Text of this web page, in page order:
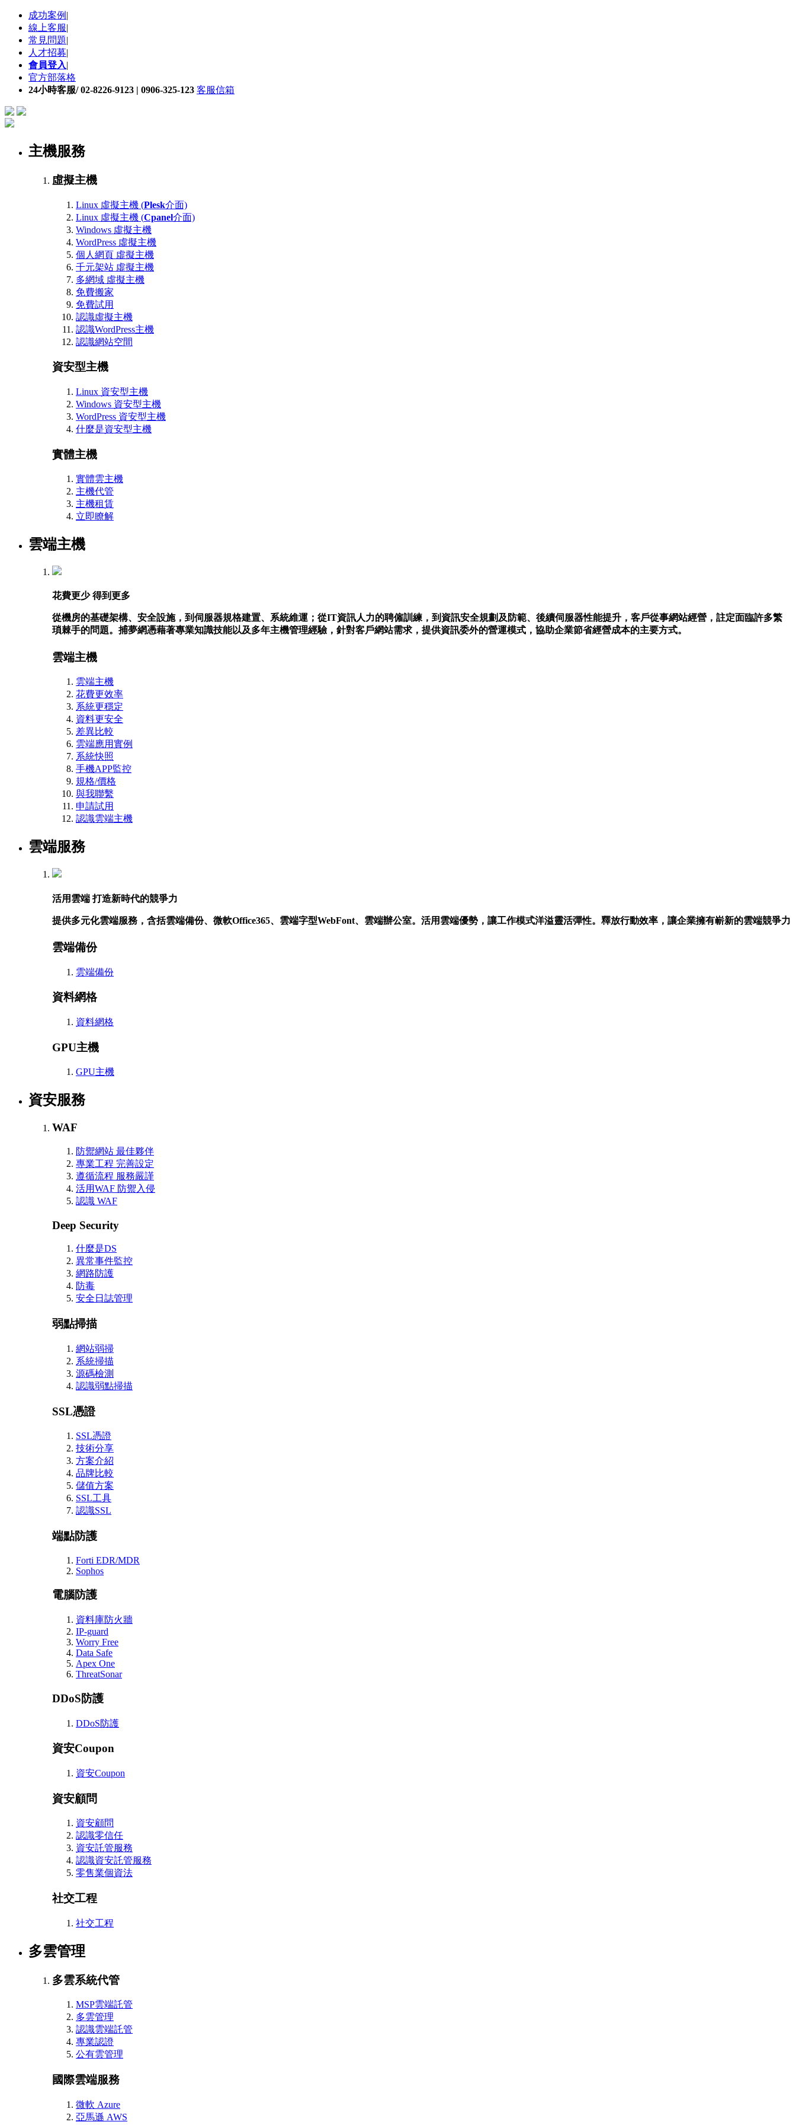
成功案例 |
線上客服|
常見問題|
人才招募|
會員登入|
官方部落格
24小時客服/ 02-8226-9123 | 0906-325-123 客服信箱
主機服務
虛擬主機
Linux 虛擬主機 (Plesk介面)
Linux 虛擬主機 (Cpanel介面)
Windows 虛擬主機
WordPress 虛擬主機
個人網頁 虛擬主機
千元架站 虛擬主機
多網域 虛擬主機
免費搬家
免費試用
認識虛擬主機
認識WordPress主機
認識網站空間
資安型主機
Linux 資安型主機
Windows 資安型主機
WordPress 資安型主機
什麼是資安型主機
實體主機
實體雲主機
主機代管
主機租賃
立即瞭解
雲端主機
花費更少 得到更多
從機房的基礎架構、安全設施，到伺服器規格建置、系統維運；從IT資訊人力的聘僱訓練，到資訊安全規劃及防範、後續伺服器性能提升，客戶從事網站經營，註定面臨許多繁
瑣棘手的問題。捕夢網憑藉著專業知識技能以及多年主機管理經驗，針對客戶網站需求，提供資訊委外的營運模式，協助企業節省經營成本的主要方式。
雲端主機
雲端主機
花費更效率
系統更穩定
資料更安全
差異比較
雲端應用實例
系統快照
手機APP監控
規格/價格
與我聯繫
申請試用
認識雲端主機
雲端服務
活用雲端 打造新時代的競爭力
提供多元化雲端服務，含括雲端備份、微軟Office365、雲端字型WebFont、雲端辦公室。活用雲端優勢，讓工作模式洋溢靈活彈性。釋放行動效率，讓企業擁有嶄新的雲端競爭力
雲端備份
雲端備份
資料網格
資料網格
GPU主機
GPU主機
資安服務
WAF
防禦網站 最佳夥伴
專業工程 完善設定
遵循流程 服務嚴謹
活用WAF 防禦入侵
認識 WAF
Deep Security
什麼是DS
異常事件監控
網路防護
防毒
安全日誌管理
弱點掃描
網站弱掃
系統掃描
源碼檢測
認識弱點掃描
SSL憑證
SSL憑證
技術分享
方案介紹
品牌比較
儲值方案
SSL工具
認識SSL
端點防護
Forti EDR/MDR
Sophos
電腦防護
資料庫防火牆
IP-guard
Worry Free
Data Safe
Apex One
ThreatSonar
DDoS防護
DDoS防護
資安Coupon
資安Coupon
資安顧問
資安顧問
認識零信任
資安託管服務
認識資安託管服務
零售業個資法
社交工程
社交工程
多雲管理
多雲系統代管
MSP雲端託管
多雲管理
認識雲端託管
專業認證
公有雲管理
國際雲端服務
微軟 Azure
亞馬遜 AWS